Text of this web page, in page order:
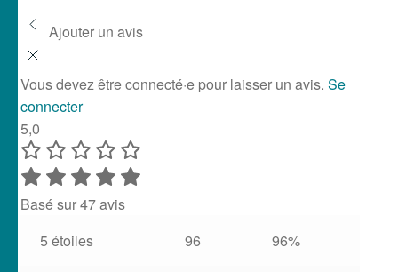
Vous devez être connecté·e pour laisser un avis.
connecter
5,0
Basé sur 47 avis
5 étoiles
4 étoiles 4 4%